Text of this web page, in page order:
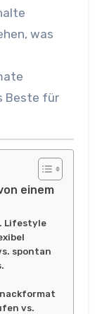
was
Beste für
einem
Lifestyle
spontan
vs.